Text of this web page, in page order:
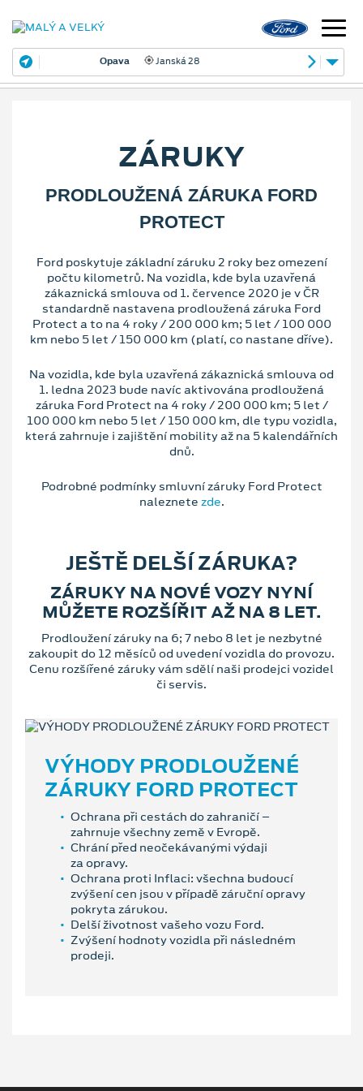
Janská 28
ZÁRUKY
PRODLOUŽENÁ ZÁRUKA FORD
PROTECT
Ford poskytuje základní záruku 2 roky bez omezení
počtu kilometrů. Na vozidla, kde byla uzavřená
zákaznická smlouva od 1. července 2020 je v ČR
standardně nastavena prodloužená záruka Ford
Protect a to na 4 roky / 200 000 km; 5 let / 100 000
km nebo 5 let / 150 000 km (platí, co nastane dříve).
Na vozidla, kde byla uzavřená zákaznická smlouva od
1. ledna 2023 bude navíc aktivována prodloužená
záruka Ford Protect na 4 roky / 200 000 km; 5 let /
100 000 km nebo 5 let / 150 000 km, dle typu vozidla,
která zahrnuje i zajištění mobility až na 5 kalendářních
dnů.
Podrobné podmínky smluvní záruky Ford Protect
naleznete zde.
JEŠTĚ DELŠÍ ZÁRUKA?
ZÁRUKY NA NOVÉ VOZY NYNÍ
MŮŽETE ROZŠÍŘIT AŽ NA 8 LET.
Prodloužení záruky na 6; 7 nebo 8 let je nezbytné
zakoupit do 12 měsíců od uvedení vozidla do provozu.
Cenu rozšířené záruky vám sdělí naši prodejci vozidel
či servis.
VÝHODY PRODLOUŽENÉ
ZÁRUKY FORD PROTECT
Ochrana při cestách do zahraničí –
zahrnuje všechny země v Evropě.
Chrání před neočekávanými výdaji
za opravy.
Ochrana proti Inflaci: všechna budoucí
zvýšení cen jsou v případě záruční opravy
pokryta zárukou.
Delší životnost vašeho vozu Ford.
Zvýšení hodnoty vozidla při následném
prodeji.